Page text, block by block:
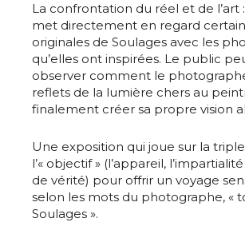
La confrontation du réel et de l’art :
met directement en regard
originales de Soulages avec les
qu’elles ont inspirées. Le public
observer comment le
reflets de la lumière chers au
finalement créer sa propre vision
Une exposition qui joue sur la
l’« objectif » (l’appareil,
de vérité) pour offrir un voyage
selon les mots du photographe, «
Soulages ».